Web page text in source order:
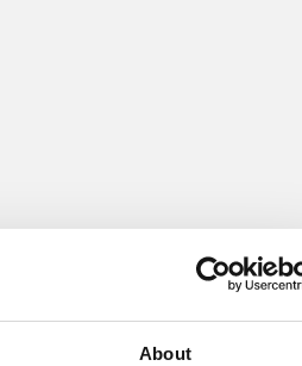
About
vi vindmøller og